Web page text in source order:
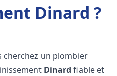
Dinard ?
cherchez un plombier
Dinard fiable et